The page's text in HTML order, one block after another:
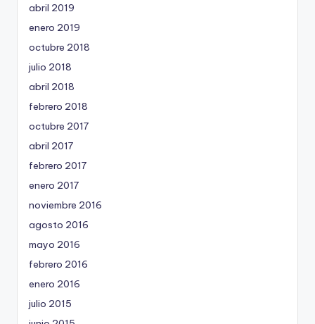
abril 2019
enero 2019
octubre 2018
julio 2018
abril 2018
febrero 2018
octubre 2017
abril 2017
febrero 2017
enero 2017
noviembre 2016
agosto 2016
mayo 2016
febrero 2016
enero 2016
julio 2015